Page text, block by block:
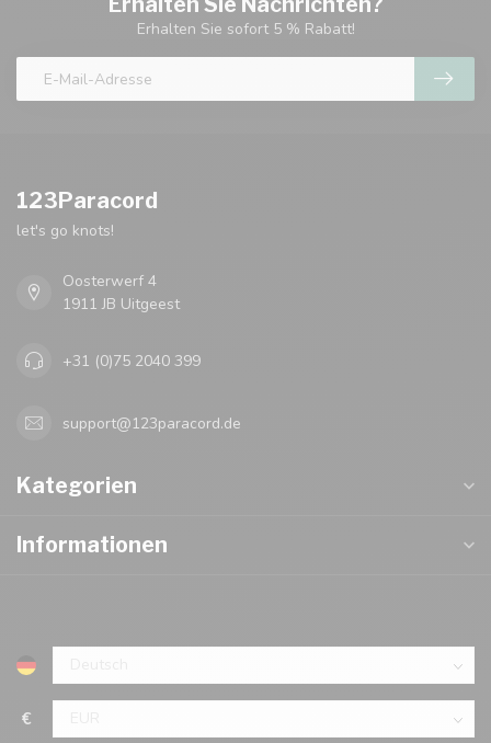
Erhalten Sie sofort 5 % Rabatt!
123Paracord
let's go knots!
Oosterwerf 4
1911 JB Uitgeest
+31 (0)75 2040 399
support@123paracord.de
Kategorien
Informationen
€